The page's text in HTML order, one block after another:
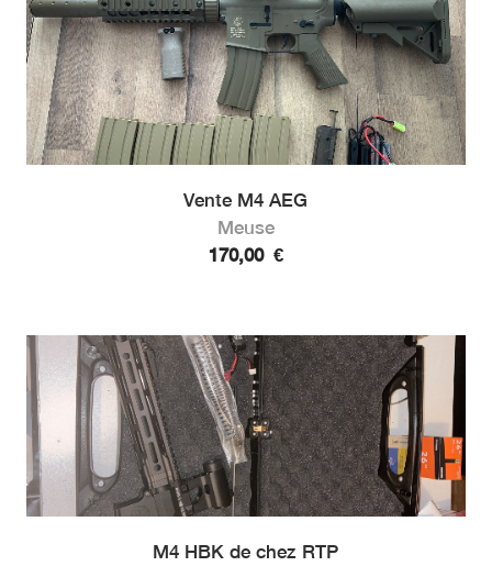
Vente M4 AEG
Meuse
170,00 €
M4 HBK de chez RTP